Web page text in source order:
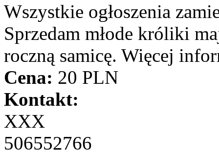
Wszystkie ogłoszenia
Sprzedam młode króliki
roczną samicę. Więcej
Cena: 20 PLN
Kontakt:
XXX
506552766